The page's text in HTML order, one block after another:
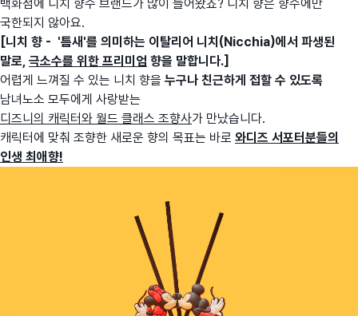
백화점에 니치 향수 브랜드가 많이 들어왔죠? 니치 향은 향수에만
국한되지 않아요.
[니치 향 - '틈새'를 의미하는 이탈리어 니치(Nicchia)에서 파생된
말로, 극소수를 위한 프리미엄 향을 말합니다.]
어렵게 느껴질 수 있는 니치 향을 누구나 친근하게 접할 수 있도록
남녀노소 모두에게 사랑받는
디즈니의 캐릭터와 월드 클래스 조향사가 만났습니다.
캐릭터에 맞춰 조향한 새로운 향의 목표는 바로 와디즈 서포터분들의
인생 최애향!